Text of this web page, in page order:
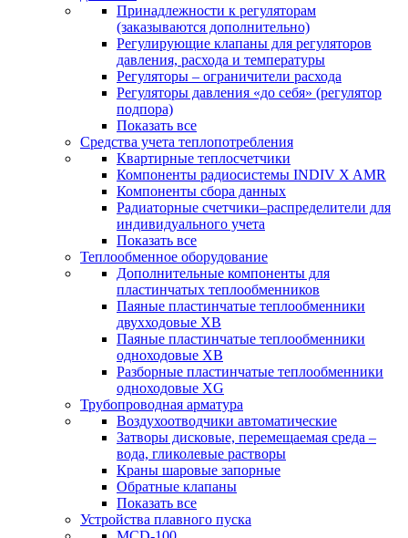
Принадлежности к регуляторам
(заказываются дополнительно)
Регулирующие клапаны для регуляторов
давления, расхода и температуры
Регуляторы – ограничители расхода
Регуляторы давления «до себя» (регулятор
подпора)
Показать все
Средства учета теплопотребления
Квартирные теплосчетчики
Компоненты радиосистемы INDIV X AMR
Компоненты сбора данных
Радиаторные счетчики–распределители для
индивидуального учета
Показать все
Теплообменное оборудование
Дополнительные компоненты для
пластинчатых теплообменников
Паяные пластинчатые теплообменники
двухходовые XB
Паяные пластинчатые теплообменники
одноходовые ХВ
Разборные пластинчатые теплообменники
одноходовые ХG
Трубопроводная арматура
Воздухоотводчики автоматические
Затворы дисковые, перемещаемая среда –
вода, гликолевые растворы
Краны шаровые запорные
Обратные клапаны
Показать все
Устройства плавного пуска